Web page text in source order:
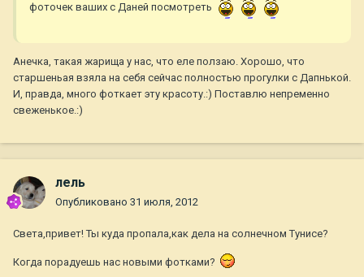
фоточек ваших с Даней посмотреть
Анечка, такая жарища у нас, что еле ползаю. Хорошо, что
старшеньая взяла на себя сейчас полностью прогулки с Дапнькой.
И, правда, много фоткает эту красоту.:) Поставлю непременно
свеженькое.:)
лель
Опубликовано 31 июля, 2012
Света,привет! Ты куда пропала,как дела на солнечном Тунисе?
Когда порадуешь нас новыми фотками?